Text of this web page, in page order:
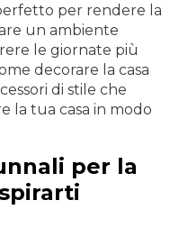
per rendere la
un ambiente
le giornate più
decorare la casa
di stile che
la tua casa in modo
per la